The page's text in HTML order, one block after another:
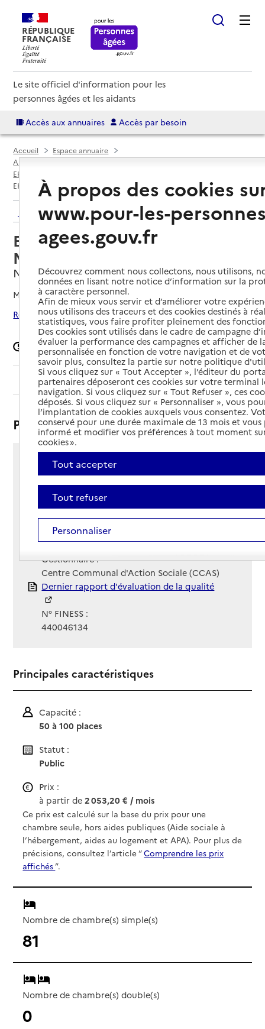
RÉPUBLIQUE
FRANÇAISE
Le site officiel d'information pour les
personnes âgées et les aidants
Accès aux annuaires Accès par besoin
Accueil
Espace annuaire
Annuaire EHPAD et maisons de retraite
EHPAD par département
EHPAD Résidence La Haute-Mitrie
Retour aux résultats de l'annuaire
EHPAD Résidence La Haute-
Mitrie
Nantes, LOIRE-ATLANTIQUE
Mis à jour le09/04/2026
Rechercher les établissements autour de Nantes
Signaler une erreur
Sommaire
Présentation
13 rue de la Haute Mitrie
44000 - Nantes
Voir itinéraire
Téléphone :
02 40 52 27 92
Contact
Contact
Site Internet
Site internet
Gestionnaire :
Centre Communal d'Action Sociale (CCAS)
Rapport HAS
Dernier rapport d'évaluation de la qualité
N° FINESS :
440046134
Principales caractéristiques
Capacité :
50 à 100 places
Statut :
Public
Prix :
à partir de2 053,20 € / mois
Ce prix est calculé sur la base du prix pour une
chambre seule, hors aides publiques (Aide sociale à
l’hébergement, aides au logement et APA). Pour plus de
précisions, consultez l’article “Comprendre les prix
affichés”.
Nombre de chambre(s) simple(s)
81
Nombre de chambre(s) double(s)
0
À propos des cookies
www.pour-les-
agees.gouv.fr
Découvrez comment nous collectons, nous utilisons,
données en lisant notre notice d’information sur la
à caractère personnel.
Afin de mieux vous servir et d’améliorer votre
nous utilisons des traceurs et des cookies destinés à
statistiques, vous faire profiter pleinement des
Des cookies sont utilisés dans le cadre de campagne
évaluer la performance des campagnes et afficher de
personnalisée en fonction de votre navigation et de
savoir plus, consultez la partie sur notre politique
Si vous cliquez sur « Tout Accepter », l’éditeur du
partenaires déposeront ces cookies sur votre terminal
navigation. Si vous cliquez sur « Tout Refuser », ces
déposés. Si vous cliquez sur « Personnaliser », vous
l’implantation de cookies auxquels vous consentez.
conservé pour une durée maximale de 13 mois et
informé et modifier vos préférences à tout moment
cookies ».
Tout accepter
Tout refuser
Personnaliser